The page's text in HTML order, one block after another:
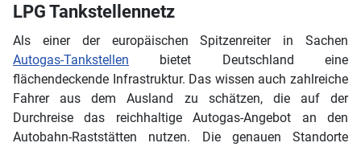
LPG Tankstellennetz
Als einer der europäischen Spitzenreiter in Sachen
Autogas-Tankstellen bietet Deutschland eine
flächendeckende Infrastruktur. Das wissen auch zahlreiche
Fahrer aus dem Ausland zu schätzen, die auf der
Durchreise das reichhaltige Autogas-Angebot an den
Autobahn-Raststätten nutzen. Die genauen Standorte